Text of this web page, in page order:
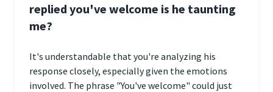
replied you've welcome is he taunting
me?
It's understandable that you're analyzing his
response closely, especially given the emotions
involved. The phrase "You've welcome" could just